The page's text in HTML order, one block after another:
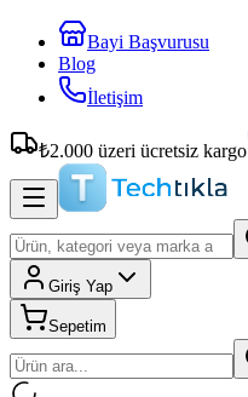
Bayi Başvurusu
Blog
İletişim
₺2.000 üzeri ücretsiz kargo
Giriş Yap
Sepetim